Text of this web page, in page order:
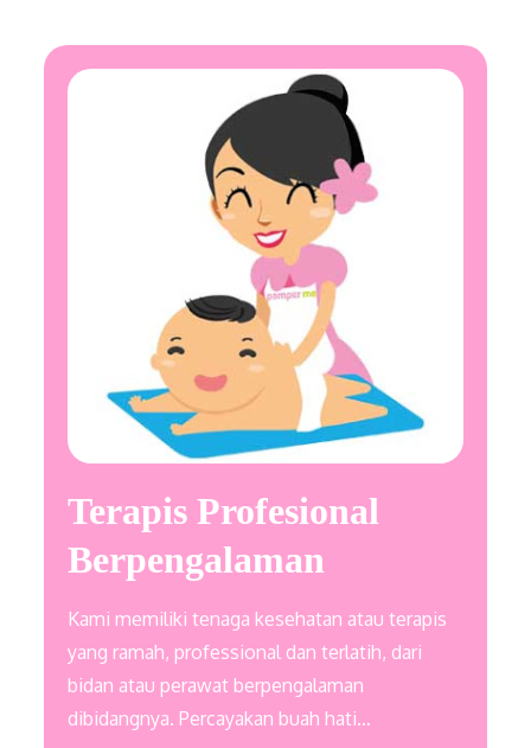
Terapis Profesional
Berpengalaman
Kami memiliki tenaga kesehatan atau terapis
yang ramah, professional dan terlatih, dari
bidan atau perawat berpengalaman
dibidangnya. Percayakan buah hati…